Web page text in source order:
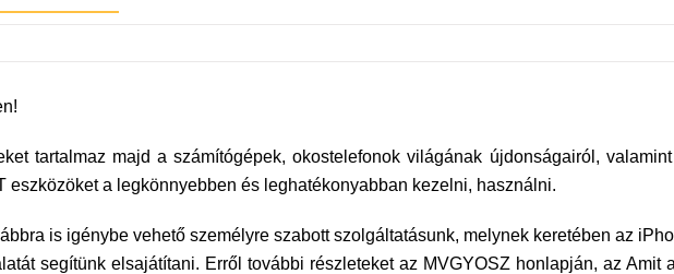
tartalmaz majd a számítógépek, okostelefonok világának újdonságairól,
eszközöket a legkönnyebben és leghatékonyabban kezelni, használni.
is igénybe vehető személyre szabott szolgáltatásunk, melynek keretében az
segítünk elsajátítani. Erről további részleteket az MVGYOSZ honlapján, az Amit